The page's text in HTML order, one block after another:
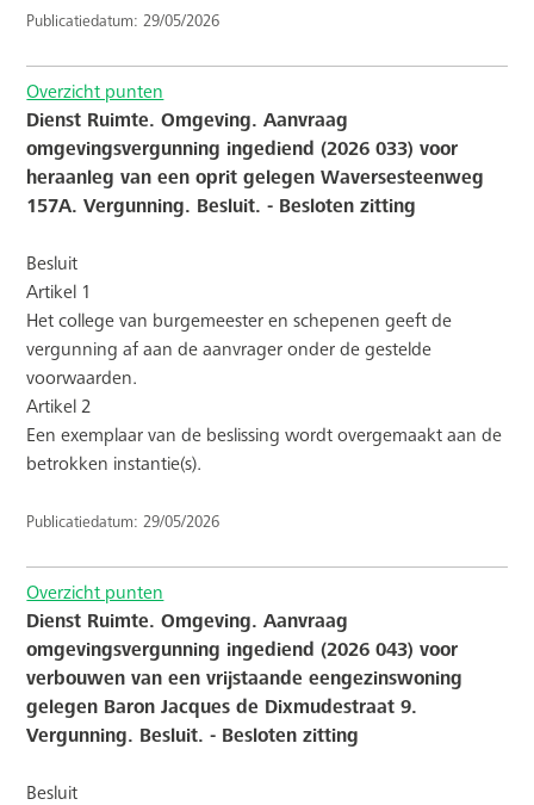
Publicatiedatum: 29/05/2026
Overzicht punten
Dienst Ruimte. Omgeving. Aanvraag
omgevingsvergunning ingediend (2026 033) voor
heraanleg van een oprit gelegen Waversesteenweg
157A. Vergunning. Besluit. - Besloten zitting
Besluit
Artikel 1
Het college van burgemeester en schepenen geeft de
vergunning af aan de aanvrager onder de gestelde
voorwaarden.
Artikel 2
Een exemplaar van de beslissing wordt overgemaakt aan de
betrokken instantie(s).
Publicatiedatum: 29/05/2026
Overzicht punten
Dienst Ruimte. Omgeving. Aanvraag
omgevingsvergunning ingediend (2026 043) voor
verbouwen van een vrijstaande eengezinswoning
gelegen Baron Jacques de Dixmudestraat 9.
Vergunning. Besluit. - Besloten zitting
Besluit